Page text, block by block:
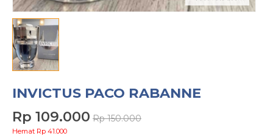
INVICTUS PACO RABANNE
Rp 109.000 Rp 150.000
Hemat Rp 41.000